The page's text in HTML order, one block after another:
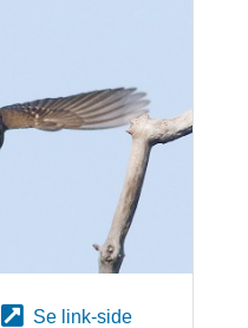
Se link-side